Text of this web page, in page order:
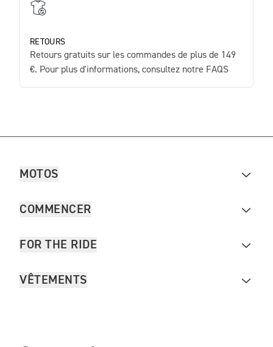
RETOURS
Retours gratuits sur les commandes de plus de 149
€. Pour plus d'informations, consultez notre FAQS
MOTOS
COMMENCER
FOR THE RIDE
VÊTEMENTS